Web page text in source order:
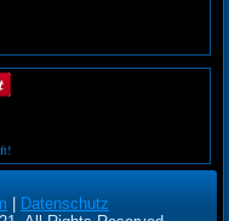
| Datenschutz